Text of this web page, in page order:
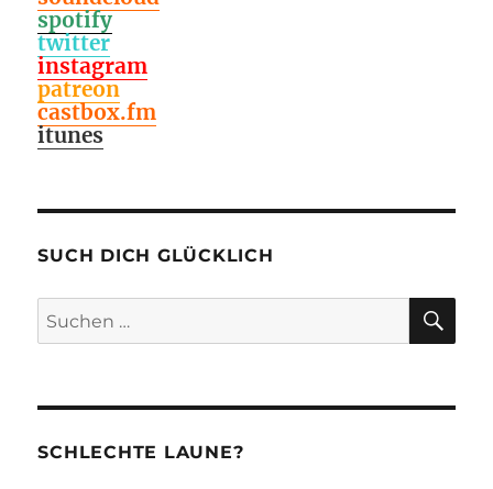
spotify
twitter
instagram
patreon
castbox.fm
itunes
SUCH DICH GLÜCKLICH
Suchen
nach:
SCHLECHTE LAUNE?